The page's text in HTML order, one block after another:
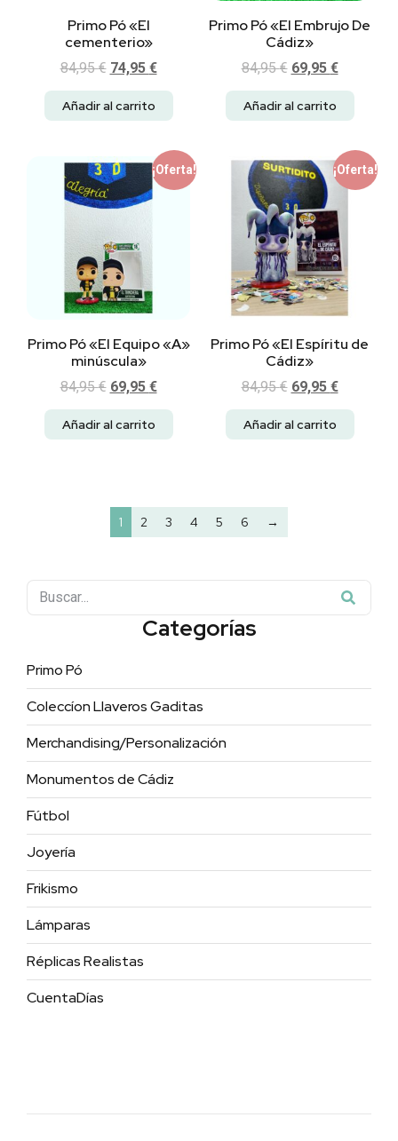
Primo Pó «El
cementerio»
84,95€ 74,95 €
Añadir al carrito
Primo Pó «El Embrujo De
Cádiz»
84,95€ 69,95 €
Añadir al carrito
¡Oferta!
Primo Pó «El Equipo «A»
minúscula»
84,95€ 69,95 €
Añadir al carrito
¡Oferta!
Primo Pó «El Espíritu de
Cádiz»
84,95€ 69,95 €
Añadir al carrito
1 2 3 4 5 6 →
Categorías
Primo Pó
Coleccíon Llaveros Gaditas
Merchandising/Personalización
Monumentos de Cádiz
Fútbol
Joyería
Frikismo
Lámparas
Réplicas Realistas
CuentaDías